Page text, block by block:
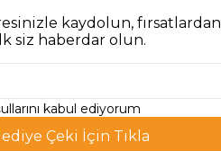
kaydolun, fırsatlardan
siz haberdar olun.
kabul ediyorum
Çeki İçin Tıkla